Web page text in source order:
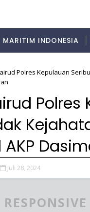
MARITIM INDONESIA
Polres Kepulauan
Polres
Juli 28, 2024